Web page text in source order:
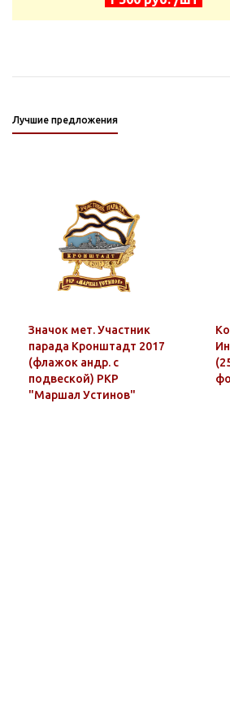
Лучшие предложения
Значок мет. Участник
парада Кронштадт 2017
(флажок андр. с
подвеской) РКР
"Маршал Устинов"